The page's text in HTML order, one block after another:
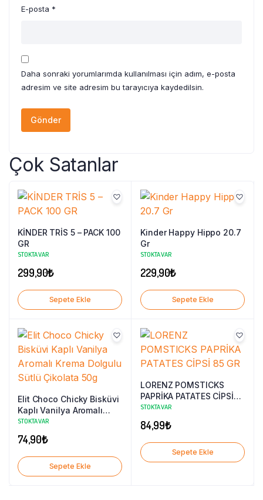
E-posta *
Daha sonraki yorumlarımda kullanılması için adım, e-posta
adresim ve site adresim bu tarayıcıya kaydedilsin.
Çok Satanlar
KİNDER TRİS 5 – PACK 100
GR
STOKTA VAR
299,90₺
Sepete Ekle
Kinder Happy Hippo 20.7
Gr
STOKTA VAR
229,90₺
Sepete Ekle
Elit Choco Chicky Bisküvi
Kaplı Vanilya Aromalı
Krema Dolgulu Sütlü
STOKTA VAR
74,90₺
Sepete Ekle
LORENZ POMSTICKS
PAPRİKA PATATES CİPSİ
85 GR
STOKTA VAR
84,99₺
Sepete Ekle